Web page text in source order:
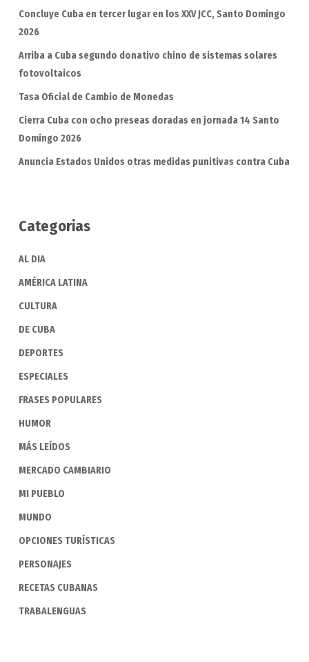
Concluye Cuba en tercer lugar en los XXV JCC, Santo Domingo
2026
Arriba a Cuba segundo donativo chino de sistemas solares
fotovoltaicos
Tasa Oficial de Cambio de Monedas
Cierra Cuba con ocho preseas doradas en jornada 14 Santo
Domingo 2026
Anuncia Estados Unidos otras medidas punitivas contra Cuba
Categorias
AL DIA
AMÉRICA LATINA
CULTURA
DE CUBA
DEPORTES
ESPECIALES
FRASES POPULARES
HUMOR
MÁS LEÍDOS
MERCADO CAMBIARIO
MI PUEBLO
MUNDO
OPCIONES TURÍSTICAS
PERSONAJES
RECETAS CUBANAS
TRABALENGUAS